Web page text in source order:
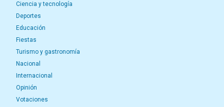
Ciencia y tecnología
Deportes
Educación
Fiestas
Turismo y gastronomía
Nacional
Internacional
Opinión
Votaciones